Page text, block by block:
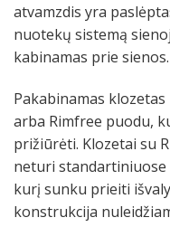
atvamzdis yra
nuotekų sistemą
kabinamas prie sienos.
Pakabinamas
arba Rimfree puodu,
prižiūrėti. Klozetai su
neturi
kurį sunku prieiti
konstrukcija